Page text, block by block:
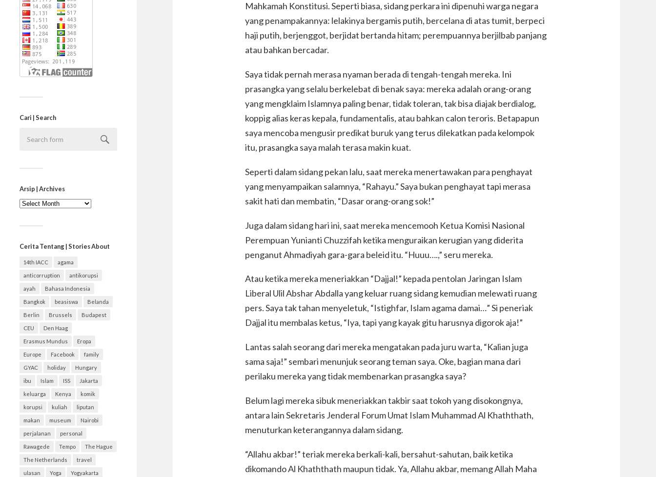
Cari | Search
Arsip | Archives
Arsip
|
Cerita Tentang | Stories About
14th IACC agama
anticorruption antikorupsi
ayah Bahasa Indonesia
Bangkok beasiswa Belanda
Berlin Brussels Budapest
CEU Den Haag
Erasmus Mundus Eropa
Europe Facebook family
GYAC holiday Hungary
ibu Islam ISS Jakarta
keluarga Kenya komik
korupsi kuliah liputan
makan museum Nairobi
perjalanan personal
Rawagede Tempo The Hague
The Netherlands travel
ulasan Yoga Yogyakarta
Mahkamah Konstitusi. Seperti biasa, sidang perkara ini dipenuhi warga negara
yang penampakannya: lelakinya bergamis putih, bercelana di atas tumit, berpeci
haji putih, berjenggot, berjidat bertanda hitam; perempuannya berjilbab panjang
atau bahkan bercadar.
Saya tidak pernah merasa nyaman berada di tengah-tengah mereka. Ini
prasangka yang selalu berkelebat di benak saya: mereka adalah orang-orang
yang mengklaim Islamnya paling benar, tidak toleran, tak bisa diajak berdialog,
koppig alias keras kepala, fundamentalis, atau bahkan calon teroris. Betapapun
saya mencoba mengusir predikat buruk yang terus dilekatkan pada kelompok
itu, prasangka saya malah terasa makin kuat.
Seperti dalam sidang pekan lalu, saat mereka menertawakan para penghayat
yang menyampaikan salamnya, “Rahayu.” Saya bukan penghayat tapi merasa
sakit hati dan membatin, “Dasar orang-orang sok!”
Juga dalam sidang hari ini, saat mereka mencemooh Ketua Komisi Nasional
Perempuan Yunianti Chuzzifah ketika menguraikan kerugian yang diderita
penganut Ahmadiyah gara-gara beleid itu. “Huuu….,” seru mereka.
Atau ketika mereka meneriakkan “Dajjal!” kepada pentolan Jaringan Islam
Liberal Ulil Abshar Abdalla yang keluar ruang sidang kemudian melewati ruang
pers. Saya tak tahan menyeletuk, “Istighfar, Islam agama damai…” Si peneriak
Dajjal itu membalas ketus, “Iya, tapi yang kayak gitu harusnya digorok aja!”
Lantas salah seorang dari mereka mengatakan pada juru warta, “Kalian juga
sama saja!” sembari menunjuk seorang teman saya. Oke, bagian mana dari
perilaku mereka yang tidak membenarkan prasangka saya?
Belum lagi mereka sibuk meneriakkan takbir saat tokoh yang disokongnya,
antara lain Sekretaris Jenderal Forum Umat Islam Muhammad Al Khaththath,
menuturkan keterangannya dalam sidang.
“Allahu akbar!” teriak mereka berkali-kali, bersahut-sahutan, baik ketika
dikomando Al Khaththath maupun tidak. Ya, Allahu akbar, memang Allah Maha